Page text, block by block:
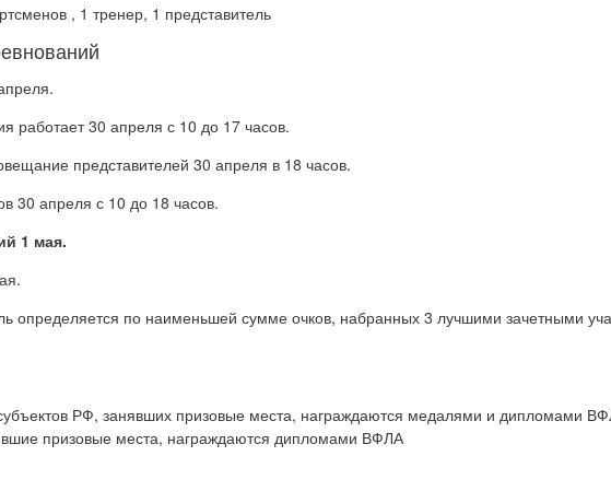
, 1 тренер, 1 представитель
работает 30 апреля с 10 до 17 часов.
представителей 30 апреля в 18 часов.
30 апреля с 10 до 18 часов.
1 мая.
определяется по наименьшей сумме очков, набранных 3 лучшими зачетными
РФ, занявших призовые места, награждаются медалями и дипломами
призовые места, награждаются дипломами ВФЛА